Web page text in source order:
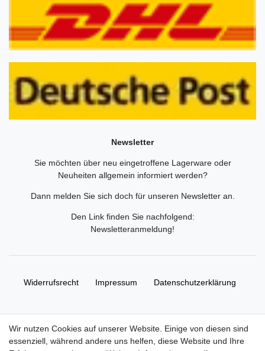
Newsletter
Sie möchten über neu eingetroffene Lagerware oder
Neuheiten allgemein informiert werden?
Dann melden Sie sich doch für unseren Newsletter an.
Den Link finden Sie nachfolgend:
Newsletteranmeldung!
Widerrufs­recht Impressum Daten­schutz­erklärung
Wir nutzen Cookies auf unserer Website. Einige von diesen sind
essenziell, während andere uns helfen, diese Website und Ihre